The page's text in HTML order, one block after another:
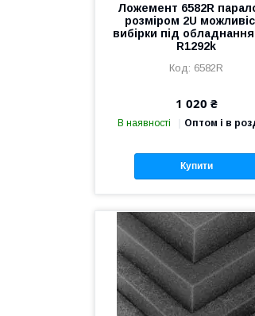
Ложемент 6582R
розміром 2U
вибірки під
R1292k
6582R
1 020 ₴
В наявності Оптом і в
Купити